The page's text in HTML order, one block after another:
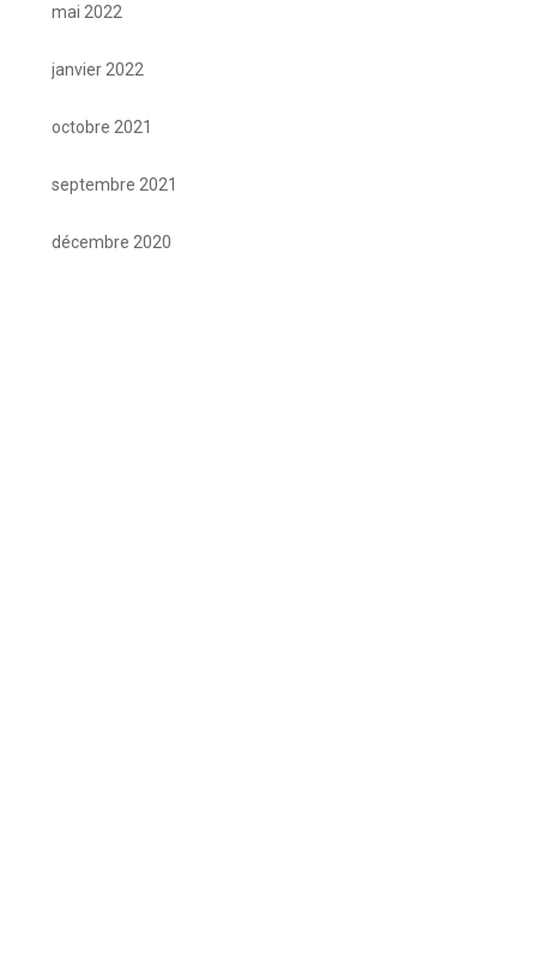
mai 2022
janvier 2022
octobre 2021
septembre 2021
décembre 2020